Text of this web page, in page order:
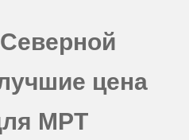
цена
МРТ